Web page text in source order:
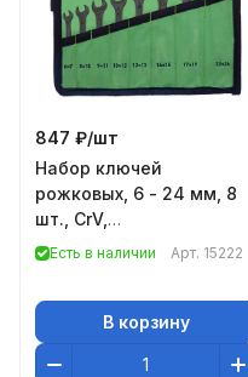
847 ₽/шт
Набор ключей
рожковых, 6 - 24 мм, 8
шт., CrV,
фосфатированные, ГОСТ
Есть в наличии Арт. 15222
В корзину